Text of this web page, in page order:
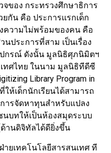
ของ กระทรวงศึกษาธิการ
กัน คือ ประการแรกเด็ก
ความไม่พร้อมของคน คือ
นประการที่สาม เป็นเรื่อง
กรณ์ ดังนั้น มูลนิธิศุภนิมิตฯ
ทศไทย ในนาม มูลนิธิทีดีซี
Library Program in
ให้เด็กนักเรียนได้สามารถ
ารจัดหาทุนสำหรับแปลง
บทให้เป็นห้องสมุดระบบ
านดิจิทัลได้ดียิ่งขึ้น
ายเทคโนโลยีสารสนเทศ ที